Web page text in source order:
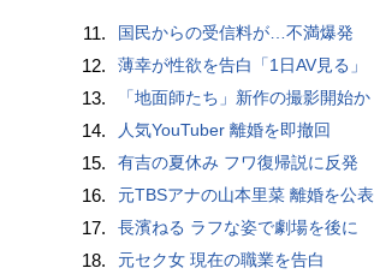
11. 国民からの受信料が…不満爆発
12. 薄幸が性欲を告白「1日AV見る」
13. 「地面師たち」新作の撮影開始か
14. 人気YouTuber 離婚を即撤回
15. 有吉の夏休み フワ復帰説に反発
16. 元TBSアナの山本里菜 離婚を公表
17. 長濱ねる ラフな姿で劇場を後に
18. 元セク女 現在の職業を告白